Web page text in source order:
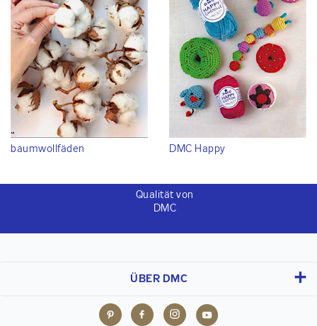
baumwollfäden DMC Happy
Qualität von
DMC
ÜBER DMC